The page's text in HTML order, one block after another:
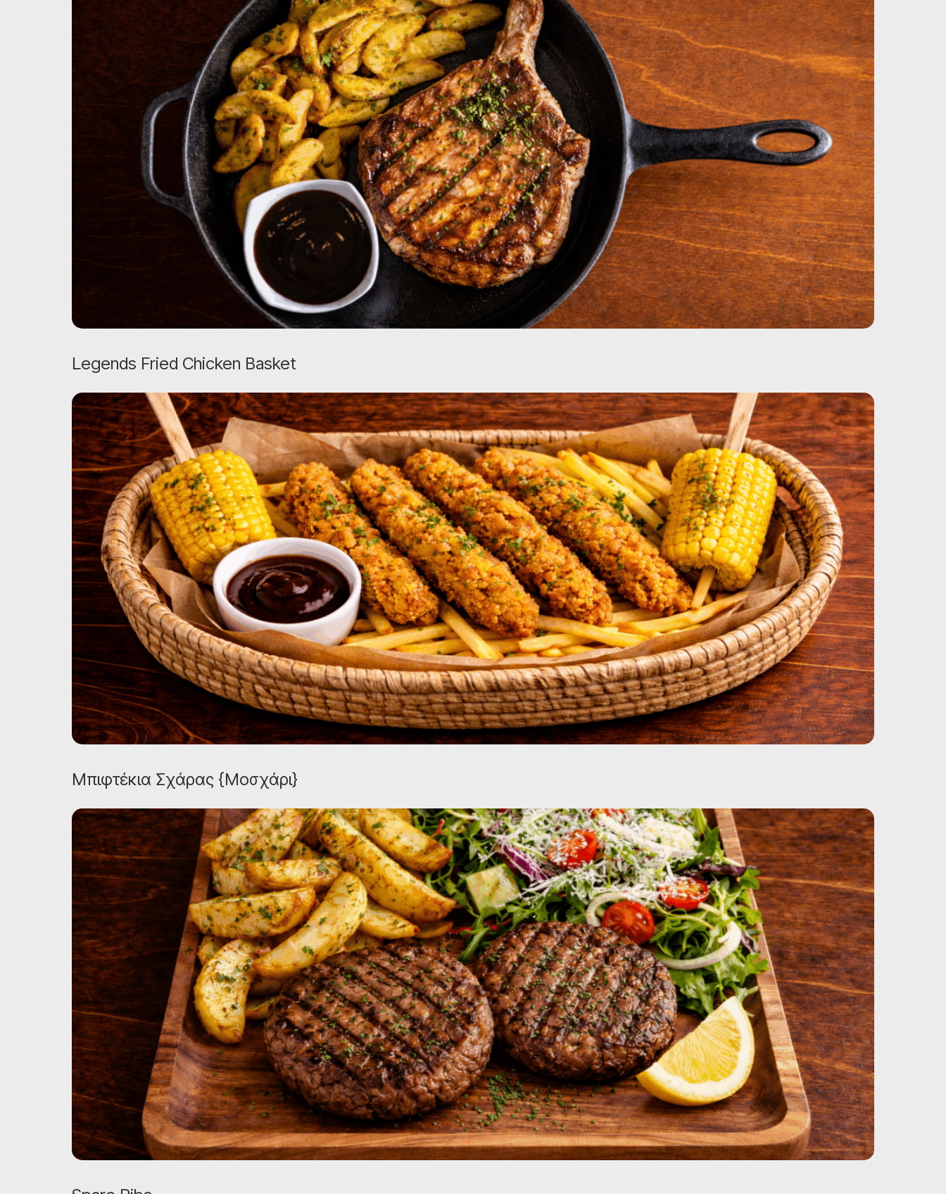
Legends Fried Chicken Basket
Μπιφτέκια Σχάρας {Μοσχάρι}